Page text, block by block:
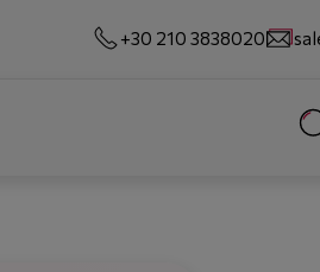
+30 210 3838020